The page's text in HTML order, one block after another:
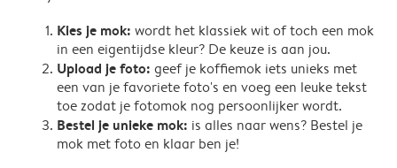
Kies je mok: wordt het klassiek wit of toch een mok
in een eigentijdse kleur? De keuze is aan jou.
Upload je foto: geef je koffiemok iets unieks met
een van je favoriete foto's en voeg een leuke tekst
toe zodat je fotomok nog persoonlijker wordt.
Bestel je unieke mok: is alles naar wens? Bestel je
mok met foto en klaar ben je!